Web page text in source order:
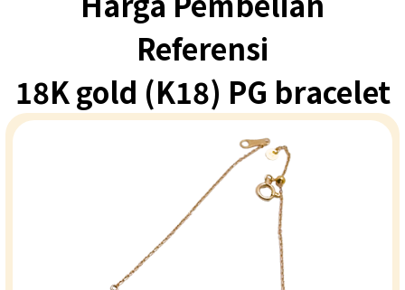
Referensi
18K gold (K18) PG bracelet